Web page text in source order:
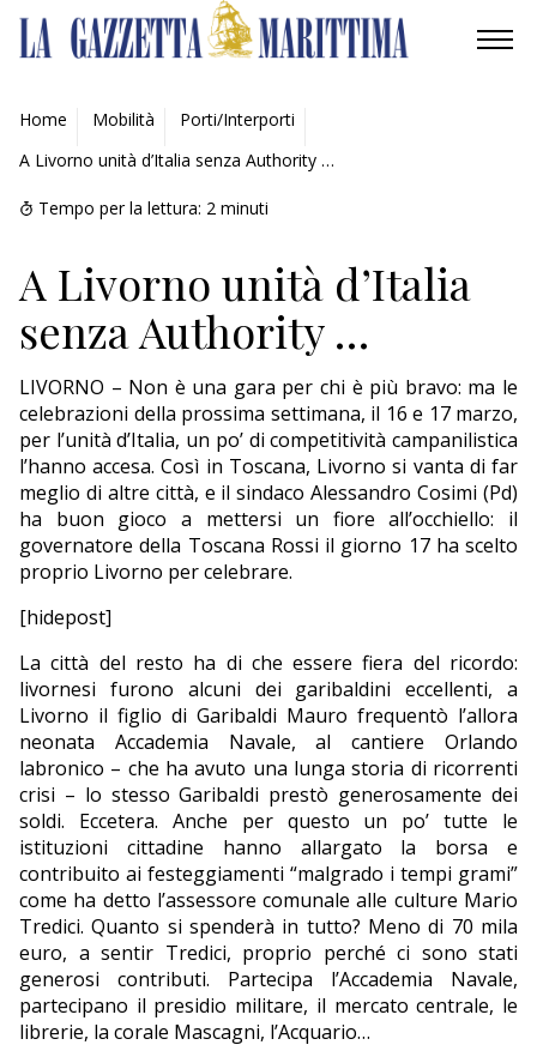
AMBIENTE
MOBILITÀ
INDUSTRIA
RICERCA
ECONOMIA
TURISMO
CULTURA
NAUTICA
EDITORIALI
Home Mobilità
Porti/Interporti
A Livorno unità d’Italia senza Authority …
Tempo per la lettura: 2 minuti
A Livorno unità d’Italia
senza Authority …
LIVORNO – Non è una gara per chi è più bravo: ma le
celebrazioni della prossima settimana, il 16 e 17 marzo,
per l’unità d’Italia, un po’ di competitività campanilistica
l’hanno accesa. Così in Toscana, Livorno si vanta di far
meglio di altre città, e il sindaco Alessandro Cosimi (Pd)
ha buon gioco a mettersi un fiore all’occhiello: il
governatore della Toscana Rossi il giorno 17 ha scelto
proprio Livorno per celebrare.
[hidepost]
La città del resto ha di che essere fiera del ricordo:
livornesi furono alcuni dei garibaldini eccellenti, a
Livorno il figlio di Garibaldi Mauro frequentò l’allora
neonata Accademia Navale, al cantiere Orlando
labronico – che ha avuto una lunga storia di ricorrenti
crisi – lo stesso Garibaldi prestò generosamente dei
soldi. Eccetera. Anche per questo un po’ tutte le
istituzioni cittadine hanno allargato la borsa e
contribuito ai festeggiamenti “malgrado i tempi grami”
come ha detto l’assessore comunale alle culture Mario
Tredici. Quanto si spenderà in tutto? Meno di 70 mila
euro, a sentir Tredici, proprio perché ci sono stati
generosi contributi. Partecipa l’Accademia Navale,
partecipano il presidio militare, il mercato centrale, le
librerie, la corale Mascagni, l’Acquario…